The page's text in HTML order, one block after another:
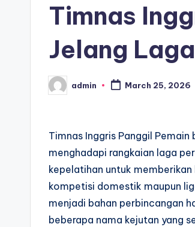
Timnas
Jelang
Posted
by
admin March 25, 2026
Timnas Inggris Panggil
menghadapi rangkaian laga
kepelatihan untuk
kompetisi domestik maupun
menjadi bahan perbincangan
beberapa nama kejutan yang